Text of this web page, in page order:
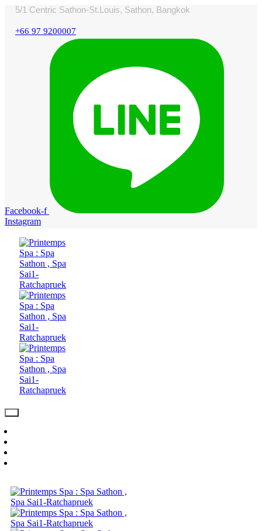
5/1 Centric Sathon-St.Louis, Sathon, Bangkok
+66 97 9200007
Facebook-f
Instagram